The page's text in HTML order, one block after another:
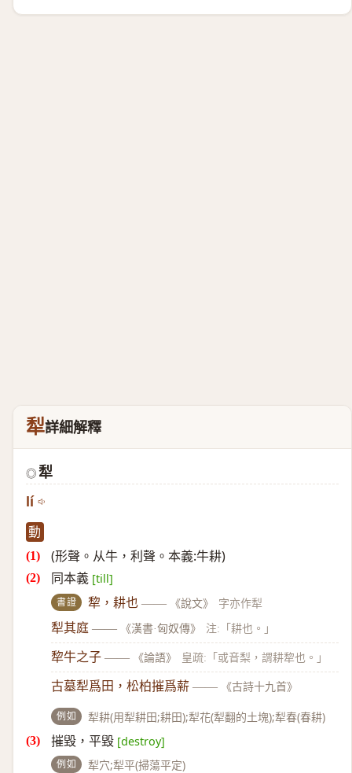
犁詳細解釋
◎ 犁
lí
動
(形聲。从牛，利聲。本義:牛耕)
同本義 [till]
書證 犂，耕也 —— 《說文》 字亦作犁
犁其庭 —— 《漢書·匈奴傳》 注:「耕也。」
犂牛之子 —— 《論語》 皇疏:「或音梨，謂耕犂也。」
古墓犁爲田，松柏摧爲薪 —— 《古詩十九首》
例如 犁耕(用犁耕田;耕田);犁花(犁翻的土塊);犁春(春耕)
摧毀，平毀 [destroy]
例如 犁穴;犁平(掃蕩平定)